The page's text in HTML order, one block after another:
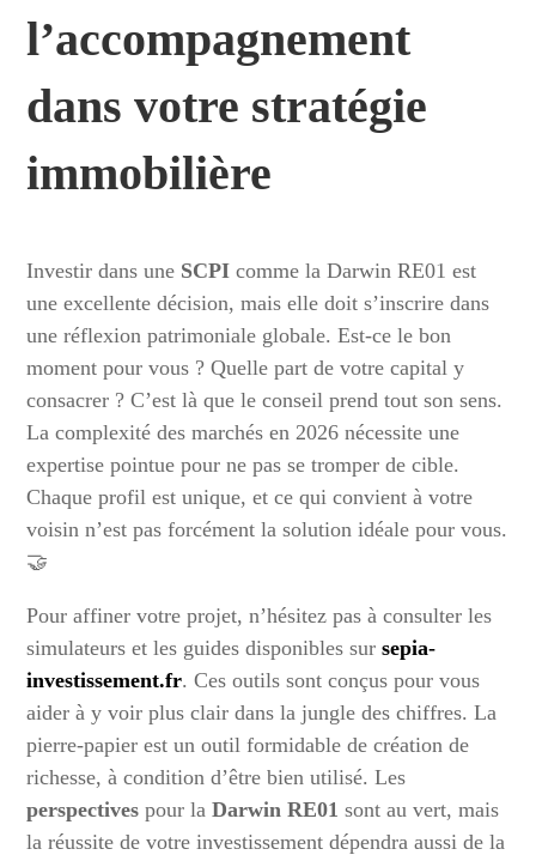
l’accompagnement
dans votre stratégie
immobilière
Investir dans une SCPI comme la Darwin RE01 est
une excellente décision, mais elle doit s’inscrire dans
une réflexion patrimoniale globale. Est-ce le bon
moment pour vous ? Quelle part de votre capital y
consacrer ? C’est là que le conseil prend tout son sens.
La complexité des marchés en 2026 nécessite une
expertise pointue pour ne pas se tromper de cible.
Chaque profil est unique, et ce qui convient à votre
voisin n’est pas forcément la solution idéale pour vous.
🤝
Pour affiner votre projet, n’hésitez pas à consulter les
simulateurs et les guides disponibles sursepia-
investissement.fr. Ces outils sont conçus pour vous
aider à y voir plus clair dans la jungle des chiffres. La
pierre-papier est un outil formidable de création de
richesse, à condition d’être bien utilisé. Les
perspectives pour laDarwin RE01 sont au vert, mais
la réussite de votre investissement dépendra aussi de la